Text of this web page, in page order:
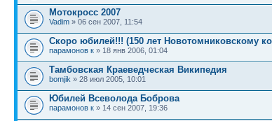
Мотокросс 2007
Vadim » 06 сен 2007, 11:54
Скоро юбилей!!! (150 лет Новотомниковскому
парамонов к » 18 янв 2006, 01:04
Тамбовская Краеведческая Википедия
bomjik » 28 июл 2005, 10:01
Юбилей Всеволода Боброва
парамонов к » 14 сен 2007, 19:36